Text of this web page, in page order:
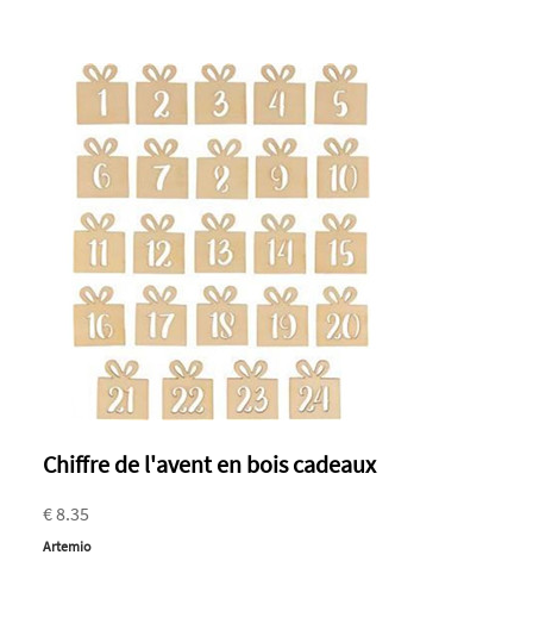
Chiffre de l'avent en bois cadeaux
€ 8.35
Artemio